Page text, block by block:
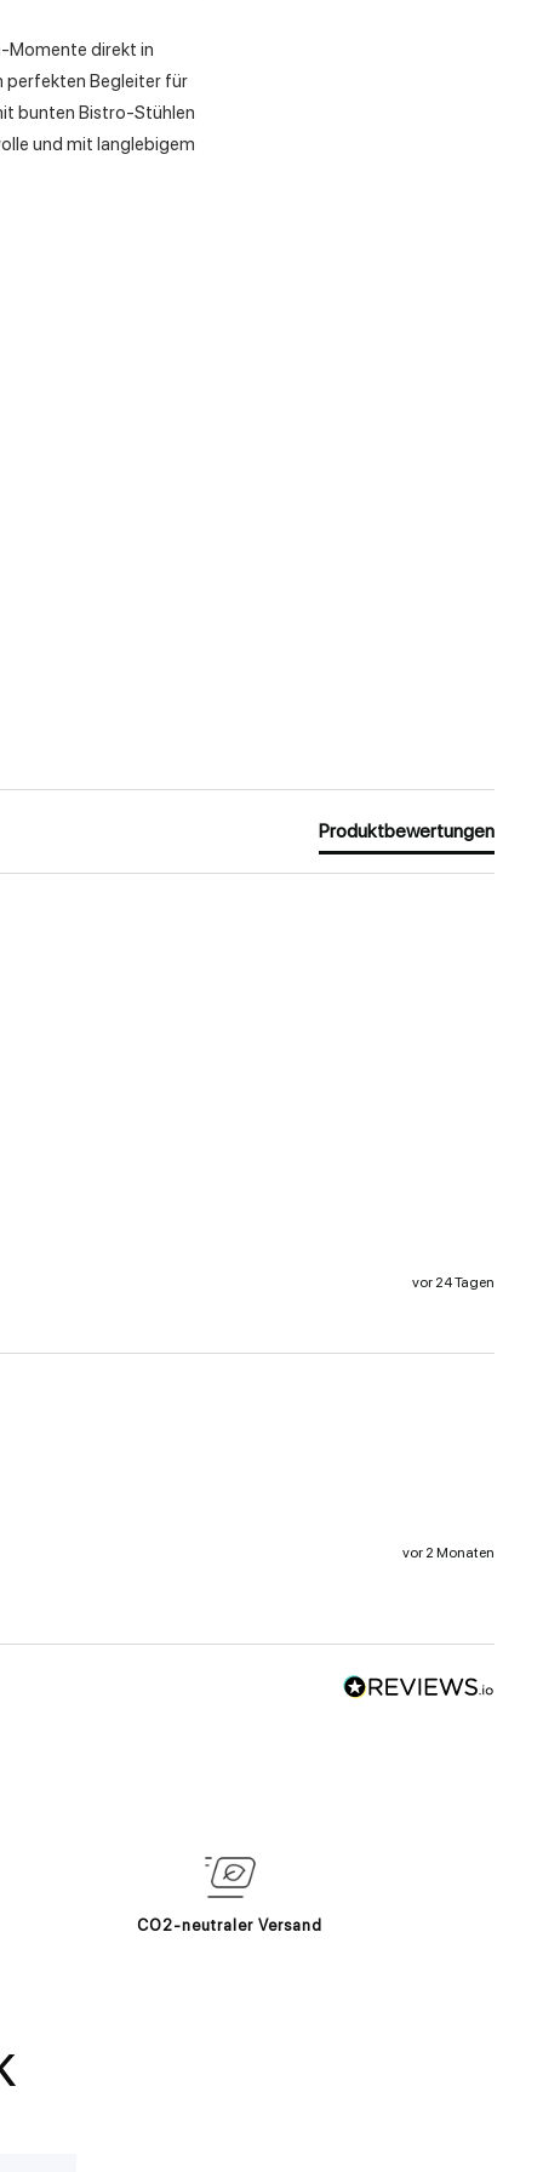
Momente direkt in
perfekten Begleiter für
bunten Bistro-Stühlen
und mit langlebigem
Produktbewertungen
vor 24 Tagen
vor 2 Monaten
CO2-neutraler Versand